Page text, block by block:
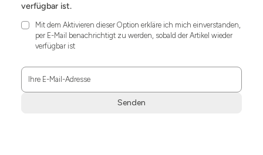
verfügbar ist.
Mit dem Aktivieren dieser Option erkläre ich mich einverstanden,
per E-Mail benachrichtigt zu werden, sobald der Artikel wieder
verfügbar ist
Ihre E-Mail-Adresse
Senden